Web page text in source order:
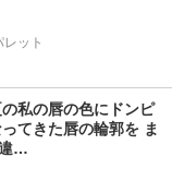
ット
私の唇の色にドンピ
てきた唇の輪郭を ま
…